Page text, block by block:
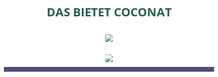
DAS BIETET COCONAT
ARBEITEN